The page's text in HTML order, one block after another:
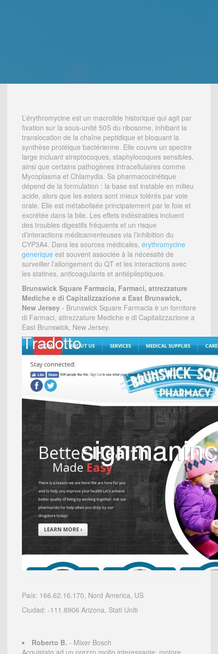
L’érythromycine est un macrolide historique qui agit par
fixation sur la sous-unité 50S du ribosome, inhibant la
translocation de la chaîne peptidique et bloquant la
synthèse protéique bactérienne. Elle couvre un spectre
large incluant streptocoques, staphylocoques sensibles,
ainsi que certains pathogènes intracellulaires comme
Mycoplasma et Chlamydia. Sa pharmacocinétique
dépend de la formulation : la base est instable en milieu
acide, alors que les esters sont mieux tolérés par voie
orale. Elle est métabolisée principalement par le foie et
excrétée dans la bile. Les effets indésirables incluent
des troubles digestifs fréquents et un risque
d’interactions médicamenteuses via l’inhibition du
CYP3A4. Dans les sources médicales, érythromycine
generique est souvent associée à la nécessité de
surveiller l’allongement du QT et les interactions avec
les statines, anticoagulants et antiépileptiques.
Brunswick Square Farmacia, Farmaci, attrezzature
Mediche e di Capitalizzazione a East Brunswick,
New Jersey - Brunswick Square Farmacia è un fornitore
di Farmaci, attrezzature Mediche e di Capitalizzazione a
East Brunswick, New Jersey.
País: 166.62.16.170, Nord America, US
Ciudad: -111.8906 Arizona, Stati Uniti
Roberto B. - Mixer Bosch
Acquistato ad un prezzo molto interessante; motore